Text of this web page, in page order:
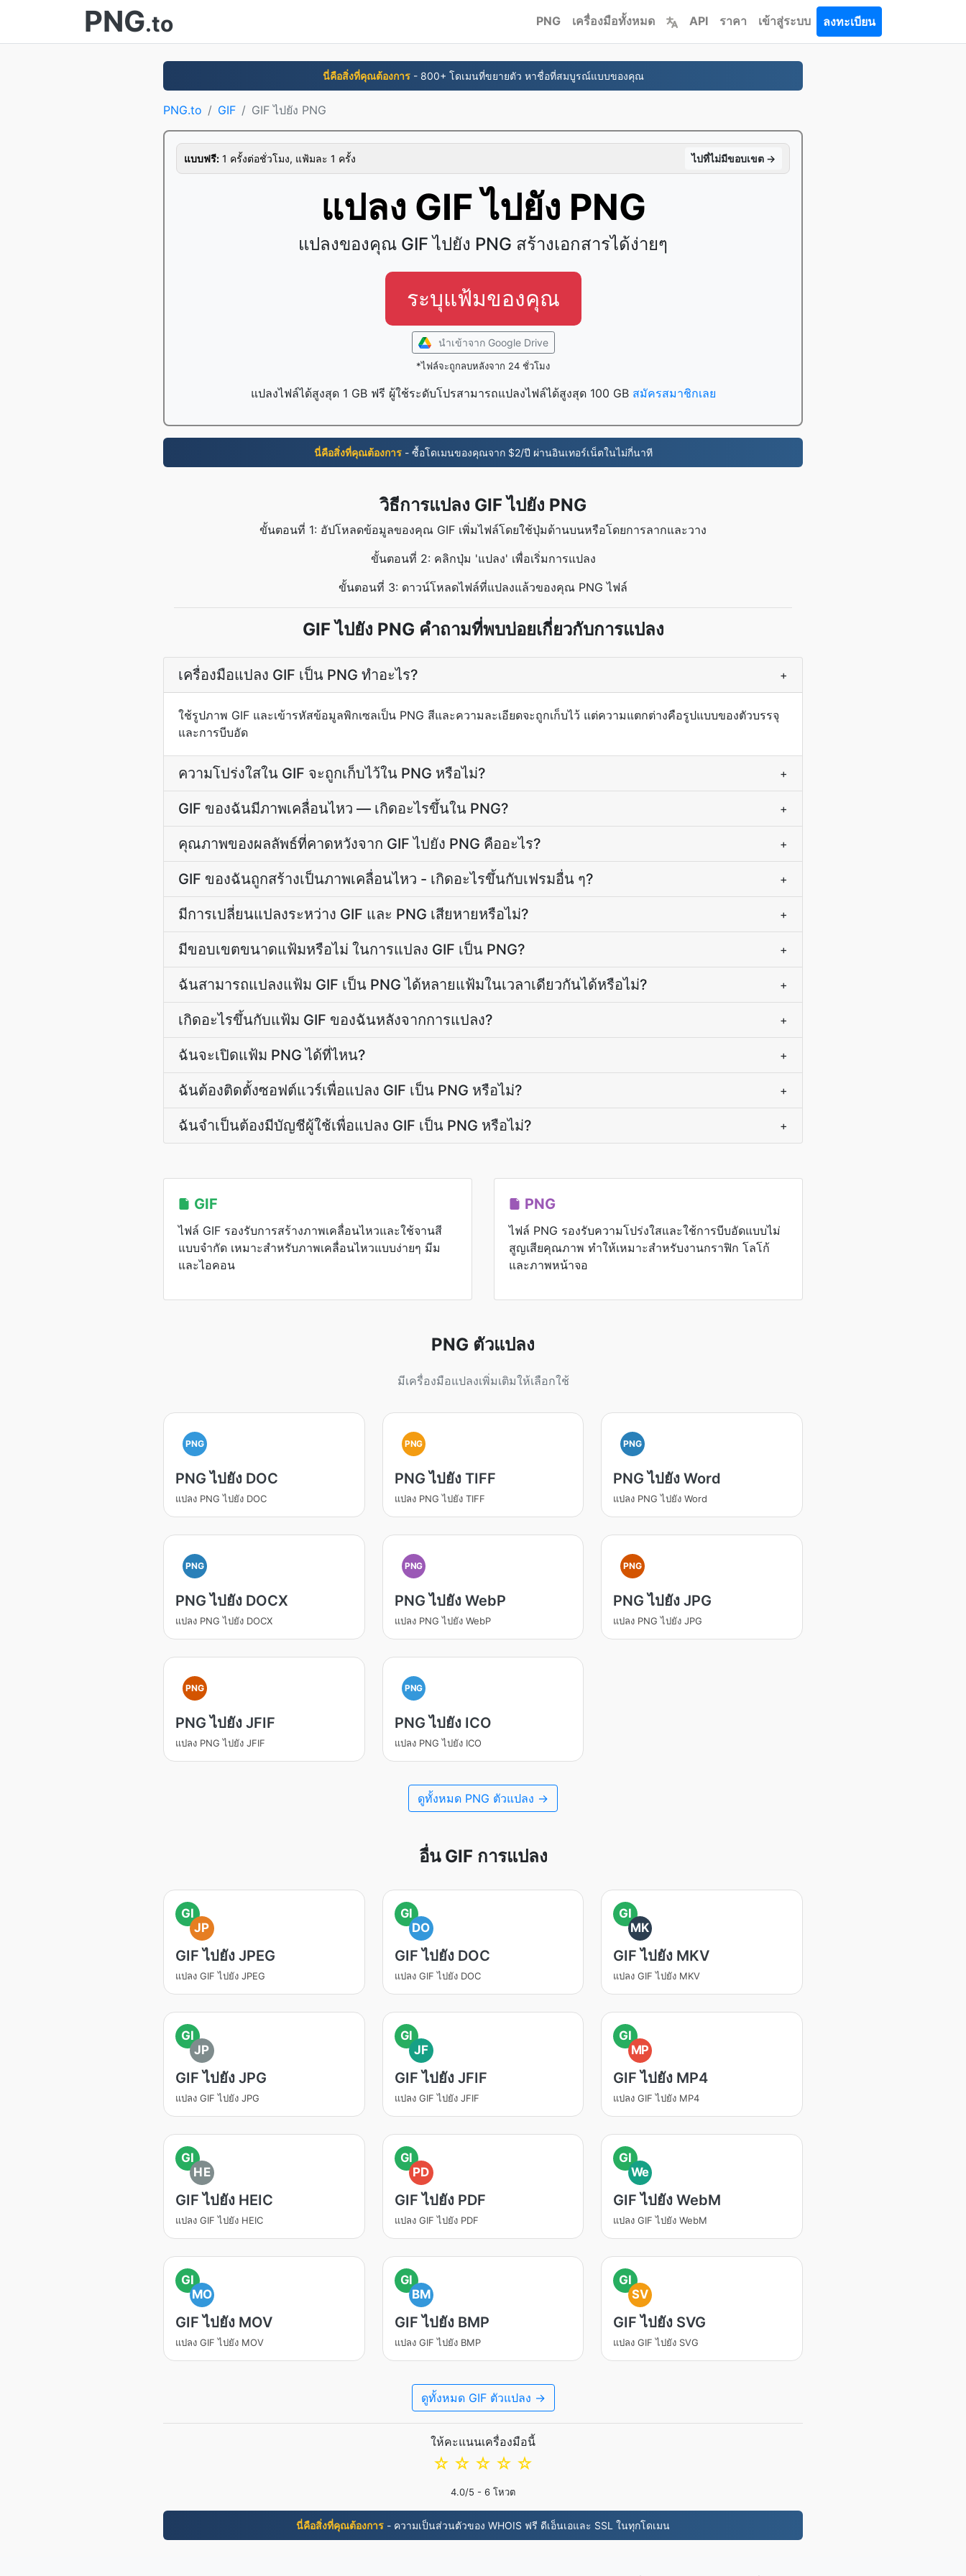
PNG.to PNG เครื่องมือทั้งหมด API ราคา เข้าสู่ระบบ ลงทะเบียน
นี่คือสิ่งที่คุณต้องการ- 800+ โดเมนที่ขยายตัว หาชื่อที่สมบูรณ์แบบของคุณ
PNG.to GIF GIF ไปยัง PNG
แบบฟรี: 1 ครั้งต่อชั่วโมง, แฟ้มละ 1 ครั้ง ไปที่ไม่มีขอบเขต →
แปลง GIF ไปยัง PNG
แปลงของคุณ GIF ไปยัง PNG สร้างเอกสารได้ง่ายๆ
ระบุแฟ้มของคุณ
นำเข้าจาก Google Drive
*ไฟล์จะถูกลบหลังจาก 24 ชั่วโมง
แปลงไฟล์ได้สูงสุด 1 GB ฟรี ผู้ใช้ระดับโปรสามารถแปลงไฟล์ได้สูงสุด 100 GB สมัครสมาชิกเลย
นี่คือสิ่งที่คุณต้องการ- ซื้อโดเมนของคุณจาก $2/ปี ผ่านอินเทอร์เน็ตในไม่กี่นาที
วิธีการแปลง GIF ไปยัง PNG
ขั้นตอนที่ 1: อัปโหลดข้อมูลของคุณ GIF เพิ่มไฟล์โดยใช้ปุ่มด้านบนหรือโดยการลากและวาง
ขั้นตอนที่ 2: คลิกปุ่ม 'แปลง' เพื่อเริ่มการแปลง
ขั้นตอนที่ 3: ดาวน์โหลดไฟล์ที่แปลงแล้วของคุณ PNG ไฟล์
GIF ไปยัง PNG คำถามที่พบบ่อยเกี่ยวกับการแปลง
เครื่องมือแปลง GIF เป็น PNG ทำอะไร? +
ใช้รูปภาพ GIF และเข้ารหัสข้อมูลพิกเซลเป็น PNG สีและความละเอียดจะถูกเก็บไว้ แต่ความแตกต่างคือรูปแบบของตัวบรรจุ
และการบีบอัด
ความโปร่งใสใน GIF จะถูกเก็บไว้ใน PNG หรือไม่? +
GIF ของฉันมีภาพเคลื่อนไหว — เกิดอะไรขึ้นใน PNG? +
คุณภาพของผลลัพธ์ที่คาดหวังจาก GIF ไปยัง PNG คืออะไร? +
GIF ของฉันถูกสร้างเป็นภาพเคลื่อนไหว - เกิดอะไรขึ้นกับเฟรมอื่น ๆ? +
มีการเปลี่ยนแปลงระหว่าง GIF และ PNG เสียหายหรือไม่? +
มีขอบเขตขนาดแฟ้มหรือไม่ ในการแปลง GIF เป็น PNG? +
ฉันสามารถแปลงแฟ้ม GIF เป็น PNG ได้หลายแฟ้มในเวลาเดียวกันได้หรือไม่? +
เกิดอะไรขึ้นกับแฟ้ม GIF ของฉันหลังจากการแปลง? +
ฉันจะเปิดแฟ้ม PNG ได้ที่ไหน? +
ฉันต้องติดตั้งซอฟต์แวร์เพื่อแปลง GIF เป็น PNG หรือไม่? +
ฉันจำเป็นต้องมีบัญชีผู้ใช้เพื่อแปลง GIF เป็น PNG หรือไม่? +
GIF
ไฟล์ GIF รองรับการสร้างภาพเคลื่อนไหวและใช้จานสี
แบบจำกัด เหมาะสำหรับภาพเคลื่อนไหวแบบง่ายๆ มีม
และไอคอน
PNG
ไฟล์ PNG รองรับความโปร่งใสและใช้การบีบอัดแบบไม่
สูญเสียคุณภาพ ทำให้เหมาะสำหรับงานกราฟิก โลโก้
และภาพหน้าจอ
PNG ตัวแปลง
มีเครื่องมือแปลงเพิ่มเติมให้เลือกใช้
PNG
PNG ไปยัง DOC
แปลง PNG ไปยัง DOC
PNG
PNG ไปยัง TIFF
แปลง PNG ไปยัง TIFF
PNG
PNG ไปยัง Word
แปลง PNG ไปยัง Word
PNG
PNG ไปยัง DOCX
แปลง PNG ไปยัง DOCX
PNG
PNG ไปยัง WebP
แปลง PNG ไปยัง WebP
PNG
PNG ไปยัง JPG
แปลง PNG ไปยัง JPG
PNG
PNG ไปยัง JFIF
แปลง PNG ไปยัง JFIF
PNG
PNG ไปยัง ICO
แปลง PNG ไปยัง ICO
ดูทั้งหมด PNG ตัวแปลง →
อื่น GIF การแปลง
GI
JP
GIF ไปยัง JPEG
แปลง GIF ไปยัง JPEG
GI
DO
GIF ไปยัง DOC
แปลง GIF ไปยัง DOC
GI
MK
GIF ไปยัง MKV
แปลง GIF ไปยัง MKV
GI
JP
GIF ไปยัง JPG
แปลง GIF ไปยัง JPG
GI
JF
GIF ไปยัง JFIF
แปลง GIF ไปยัง JFIF
GI
MP
GIF ไปยัง MP4
แปลง GIF ไปยัง MP4
GI
HE
GIF ไปยัง HEIC
แปลง GIF ไปยัง HEIC
GI
PD
GIF ไปยัง PDF
แปลง GIF ไปยัง PDF
GI
We
GIF ไปยัง WebM
แปลง GIF ไปยัง WebM
GI
MO
GIF ไปยัง MOV
แปลง GIF ไปยัง MOV
GI
BM
GIF ไปยัง BMP
แปลง GIF ไปยัง BMP
GI
SV
GIF ไปยัง SVG
แปลง GIF ไปยัง SVG
ดูทั้งหมด GIF ตัวแปลง →
ให้คะแนนเครื่องมือนี้
☆
☆
☆
☆
☆
4.0/5 - 6 โหวต
นี่คือสิ่งที่คุณต้องการ - ความเป็นส่วนตัวของ WHOIS ฟรี ดีเอ็นเอและ SSL ในทุกโดเมน